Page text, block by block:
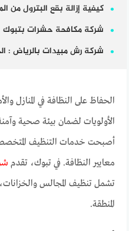
كيفية إزالة بقع البترول من
شركة مكافحة حشرات بتبوك
شركة رش مبيدات بالرياض :
الحفاظ على النظافة في المنازل
الأولويات لضمان بيئة صحية
أصبحت خدمات التنظيف
معايير النظافة. في تبوك، تقدم
تشمل تنظيف المجالس
المنطقة.